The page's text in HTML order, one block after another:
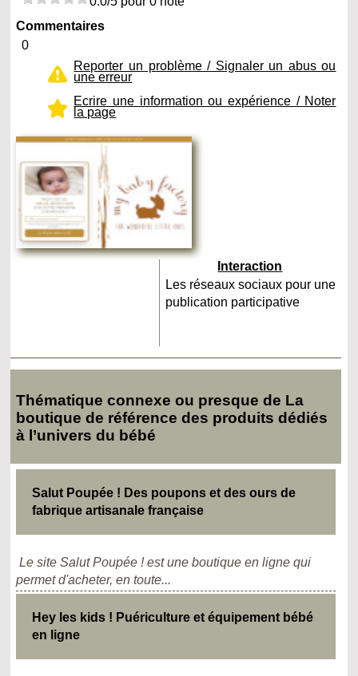
Commentaires
0
Reporter un problème / Signaler un abus ou
une erreur
Ecrire une information ou expérience / Noter
la page
Interaction
Les réseaux sociaux pour une
publication participative
Thématique connexe ou presque de La
boutique de référence des produits dédiés
à l’univers du bébé
Salut Poupée ! Des poupons et des ours de
fabrique artisanale française
Le site Salut Poupée ! est une boutique en ligne qui
permet d'acheter, en toute...
Hey les kids ! Puériculture et équipement bébé
en ligne